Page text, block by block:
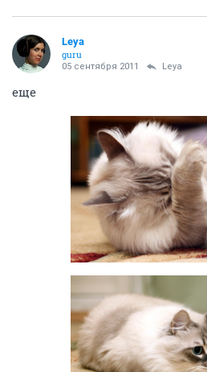
Leya
guru
05 сентября 2011 Leya
еще